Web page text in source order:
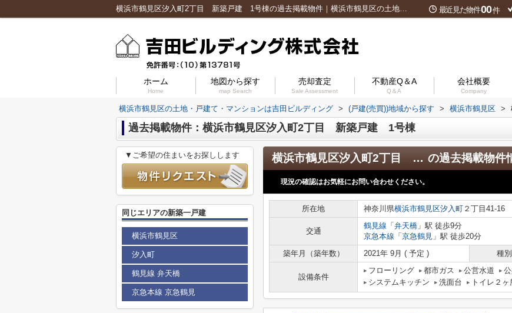
横浜市鶴見区汐入町2丁目 新築戸建 1号棟の過去掲載物件｜横浜市鶴見区の土地・戸建て・マンションは吉田ビルディング 最近見た物件00件
ホーム
Home
地図から探す
map Search
売却査定
Sale Assessment
不動産Q＆A
Q＆A
会社概要
Company
横浜市鶴見区の土地・戸建て・マンションは吉田ビルディング > (戸建(売買))地域から探す > 横浜市鶴見区 >
過去掲載物件：横浜市鶴見区汐入町2丁目 新築戸建 1号棟
横浜市鶴見区汐入町2丁目 新築戸建 1号棟 の過去掲載物件
現況の確認はお気軽にお問い合わせください。
所在地 神奈川県横浜市鶴見区汐入町 ２丁目41-16
交通
鶴見線 「 弁天橋 」駅 徒歩9分
京急本線 「 京急鶴見 」駅 徒歩20分
築年月（築年数）
2021年 9月 ( 予定 ) 種
設備条件
フローリング 都市ガス 公営水道
システムキッチン
洗面台 トイレ２ヶ
▼ご希望の住まいをお探しします
同じエリアの新築一戸建
横浜市鶴見区
汐入町
鶴見線 弁天橋
京急本線 京急鶴見